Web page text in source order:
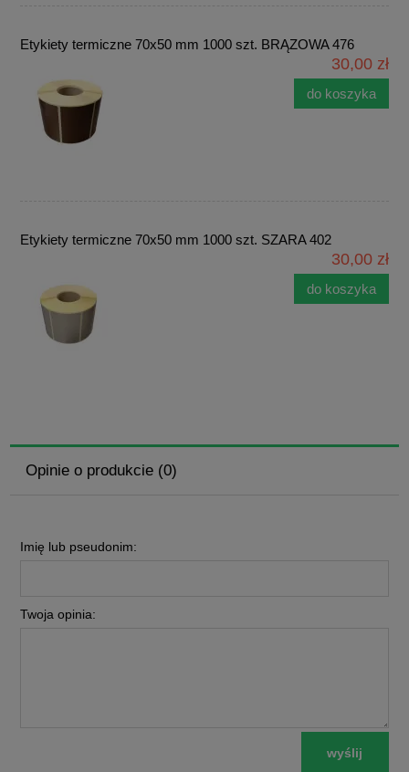
Etykiety termiczne 70x50 mm 1000 szt. BRĄZOWA 476
30,00 zł
do koszyka
Etykiety termiczne 70x50 mm 1000 szt. SZARA 402
30,00 zł
do koszyka
Opinie o produkcie (0)
Imię lub pseudonim:
Twoja opinia:
wyślij